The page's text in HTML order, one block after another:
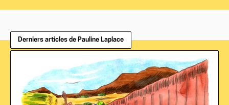
Derniers articles de Pauline Laplace